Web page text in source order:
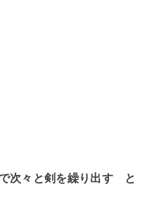
次々と剣を繰り出す と